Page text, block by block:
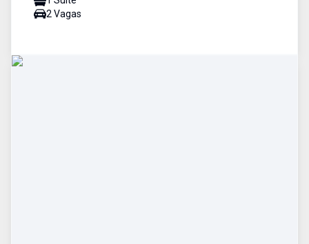
2 Vagas